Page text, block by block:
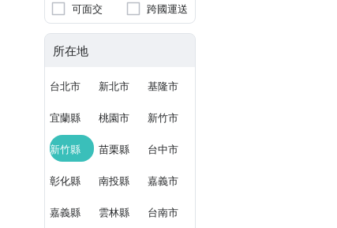
可面交 跨國運送
所在地
台北市 新北市 基隆市
宜蘭縣 桃園市 新竹市
新竹縣 苗栗縣 台中市
彰化縣 南投縣 嘉義市
嘉義縣 雲林縣 台南市